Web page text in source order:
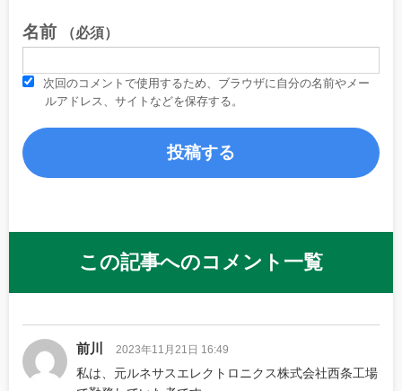
名前 （必須）
次回のコメントで使用するため、ブラウザに自分の名前やメー
ルアドレス、サイトなどを保存する。
この記事へのコメント一覧
前川 2023年11月21日 16:49
私は、元ルネサスエレクトロニクス株式会社西条工場